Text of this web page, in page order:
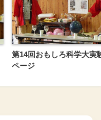
第14回おもしろ科学大実
ページ